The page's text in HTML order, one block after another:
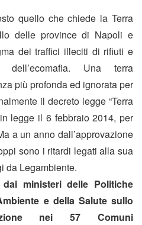
quello che chiede la Terra
delle province di Napoli e
dei traffici illeciti di rifiuti e
dell’ecomafia. Una terra
più profonda ed ignorata per
il decreto legge “Terra
legge il 6 febbraio 2014, per
a un anno dall’approvazione
sono i ritardi legati alla sua
da Legambiente.
ministeri delle Politiche
e della Salute sullo
nei 57 Comuni